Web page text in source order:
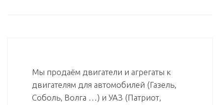
Мы продаём двигатели и агрегаты к
двигателям для автомобилей (Газель,
Соболь, Волга …) и УАЗ (Патриот,